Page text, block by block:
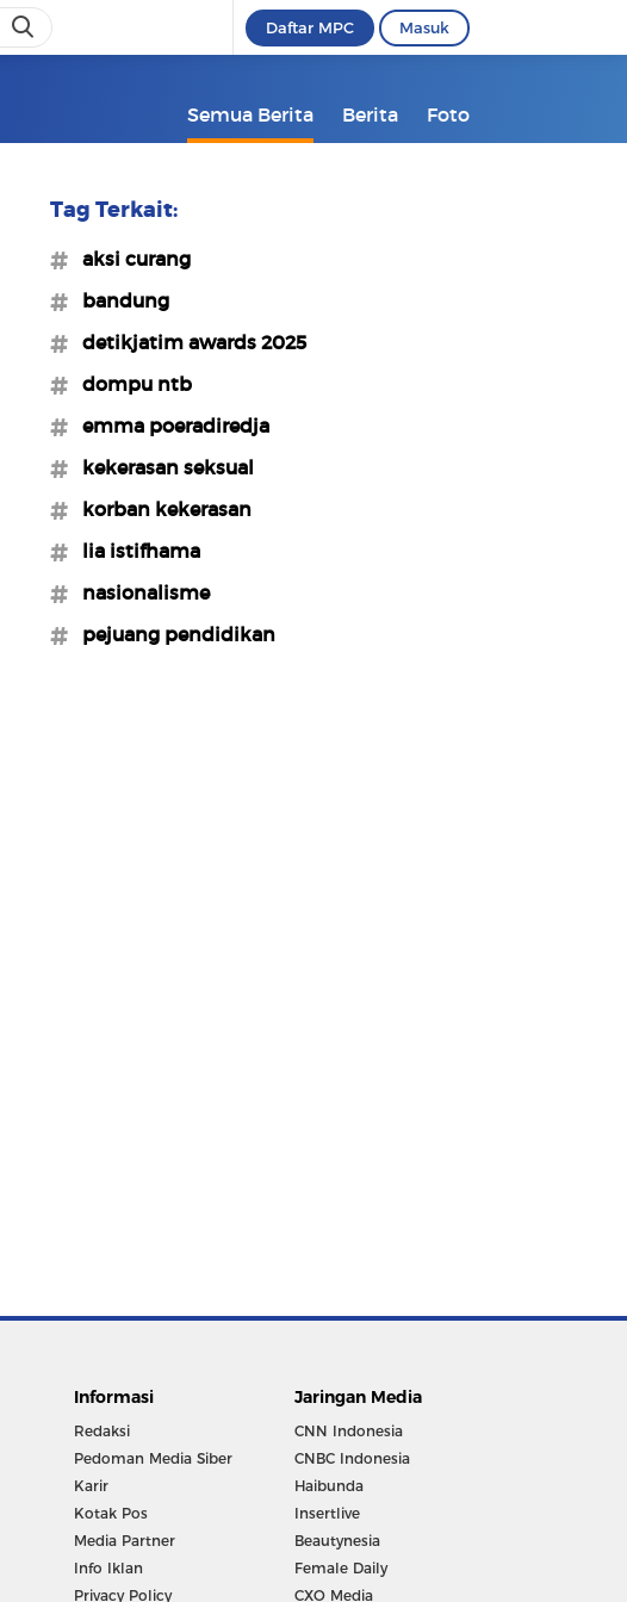
Daftar MPC Masuk
Semua Berita Berita Foto
Tag Terkait:
#aksi curang
#bandung
#detikjatim awards 2025
#dompu ntb
#emma poeradiredja
#kekerasan seksual
#korban kekerasan
#lia istifhama
#nasionalisme
#pejuang pendidikan
Informasi
Redaksi
Pedoman Media Siber
Karir
Kotak Pos
Media Partner
Info Iklan
Privacy Policy
Jaringan Media
CNN Indonesia
CNBC Indonesia
Haibunda
Insertlive
Beautynesia
Female Daily
CXO Media